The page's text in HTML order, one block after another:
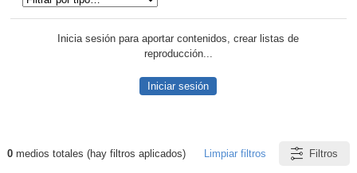
Inicia sesión para aportar contenidos, crear listas de
reproducción...
Iniciar sesión
Resultados de: soldador
0medios totales (hay filtros aplicados) Limpiar filtros Filtros